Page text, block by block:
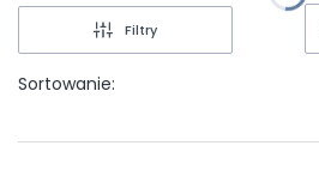
Filtry
Sortowanie: